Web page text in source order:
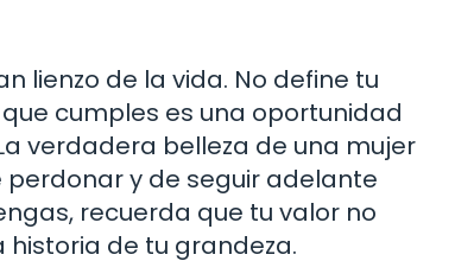
lienzo de la vida. No define tu
cumples es una oportunidad
verdadera belleza de una mujer
y de seguir adelante
recuerda que tu valor no
de tu grandeza.